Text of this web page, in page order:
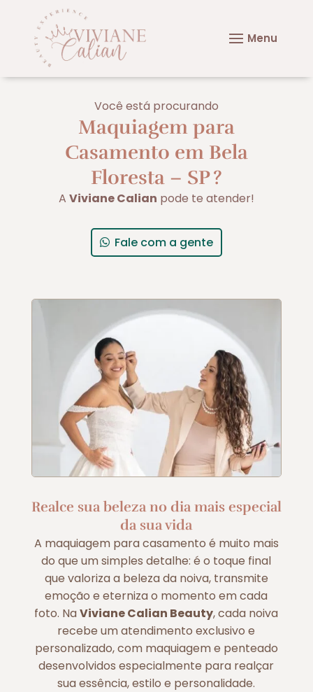
Você está procurando
Maquiagem para
Casamento em Bela
Floresta – SP?
A Viviane Calian pode te atender!
Fale com a gente
Realce sua beleza no dia mais especial
da sua vida
A maquiagem para casamento é muito mais
do que um simples detalhe: é o toque final
que valoriza a beleza da noiva, transmite
emoção e eterniza o momento em cada
foto. NaViviane Calian Beauty, cada noiva
recebe um atendimento exclusivo e
personalizado, com maquiagem e penteado
desenvolvidos especialmente para realçar
sua essência, estilo e personalidade.